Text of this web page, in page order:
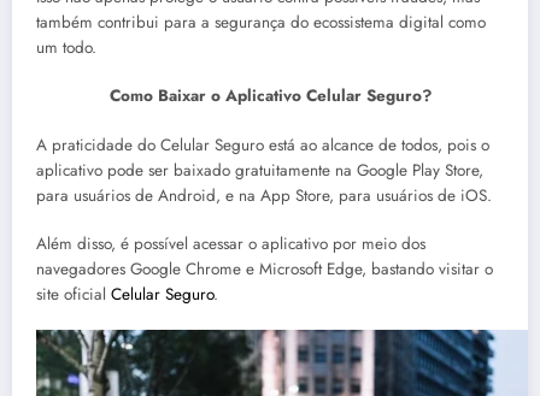
também contribui para a segurança do ecossistema digital como
um todo.
Como Baixar o Aplicativo Celular Seguro?
A praticidade do Celular Seguro está ao alcance de todos, pois o
aplicativo pode ser baixado gratuitamente na Google Play Store,
para usuários de Android, e na App Store, para usuários de iOS.
Além disso, é possível acessar o aplicativo por meio dos
navegadores Google Chrome e Microsoft Edge, bastando visitar o
site oficial Celular Seguro.